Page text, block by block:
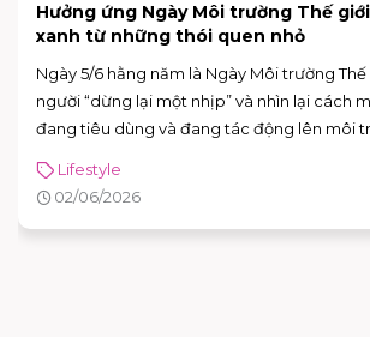
Hưởng ứng Ngày Môi trường Thế
xanh từ những thói quen nhỏ
Ngày 5/6 hằng năm là Ngày Môi trường
người “dừng lại một nhịp” và nhìn lại cách
đang tiêu dùng và đang tác động lên môi
đến hành động vì khí hậu, với sự kiện toàn
tại Azerbaijan.
Lifestyle
02/06/2026